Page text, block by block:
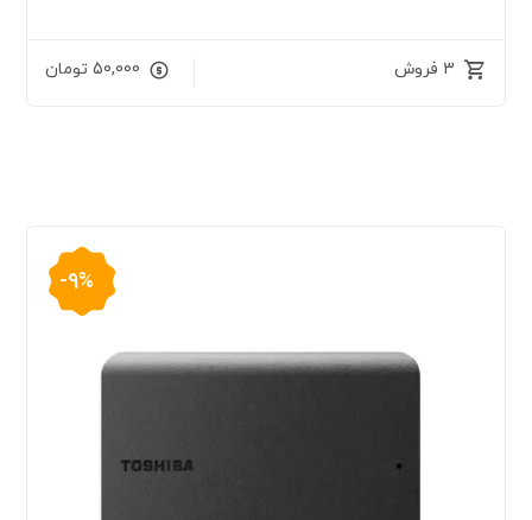
3 فروش 50,000 تومان
-9%